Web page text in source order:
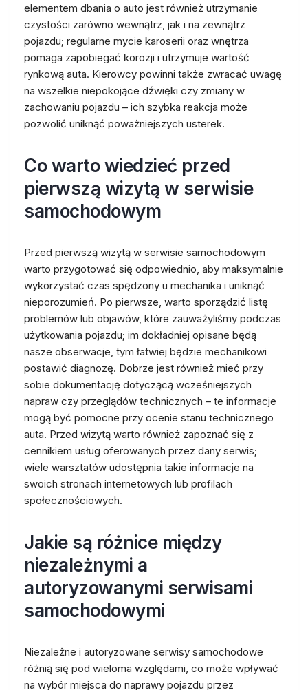
elementem dbania o auto jest również utrzymanie
czystości zarówno wewnątrz, jak i na zewnątrz
pojazdu; regularne mycie karoserii oraz wnętrza
pomaga zapobiegać korozji i utrzymuje wartość
rynkową auta. Kierowcy powinni także zwracać uwagę
na wszelkie niepokojące dźwięki czy zmiany w
zachowaniu pojazdu – ich szybka reakcja może
pozwolić uniknąć poważniejszych usterek.
Co warto wiedzieć przed
pierwszą wizytą w serwisie
samochodowym
Przed pierwszą wizytą w serwisie samochodowym
warto przygotować się odpowiednio, aby maksymalnie
wykorzystać czas spędzony u mechanika i uniknąć
nieporozumień. Po pierwsze, warto sporządzić listę
problemów lub objawów, które zauważyliśmy podczas
użytkowania pojazdu; im dokładniej opisane będą
nasze obserwacje, tym łatwiej będzie mechanikowi
postawić diagnozę. Dobrze jest również mieć przy
sobie dokumentację dotyczącą wcześniejszych
napraw czy przeglądów technicznych – te informacje
mogą być pomocne przy ocenie stanu technicznego
auta. Przed wizytą warto również zapoznać się z
cennikiem usług oferowanych przez dany serwis;
wiele warsztatów udostępnia takie informacje na
swoich stronach internetowych lub profilach
społecznościowych.
Jakie są różnice między
niezależnymi a
autoryzowanymi serwisami
samochodowymi
Niezależne i autoryzowane serwisy samochodowe
różnią się pod wieloma względami, co może wpływać
na wybór miejsca do naprawy pojazdu przez